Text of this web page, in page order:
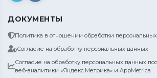
ДОКУМЕНТЫ
Политика в отношении обработки
Согласие на обработку персональных данных
Согласие на обработку персональных данных
веб-аналитики «Яндекс.Метрика» и AppMetrica